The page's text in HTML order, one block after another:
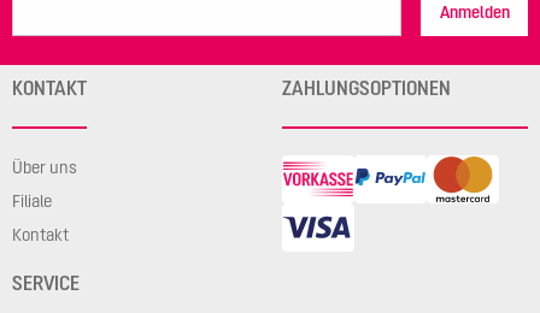
Anmelden
KONTAKT
Über uns
Filiale
Kontakt
SERVICE
ZAHLUNGSOPTIONEN